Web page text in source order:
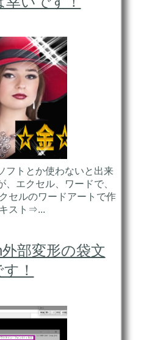
フトとか使わないと出来
エクセル、ワードで、
セルのワードアートで作
スト⇒...
部変形の袋文
！